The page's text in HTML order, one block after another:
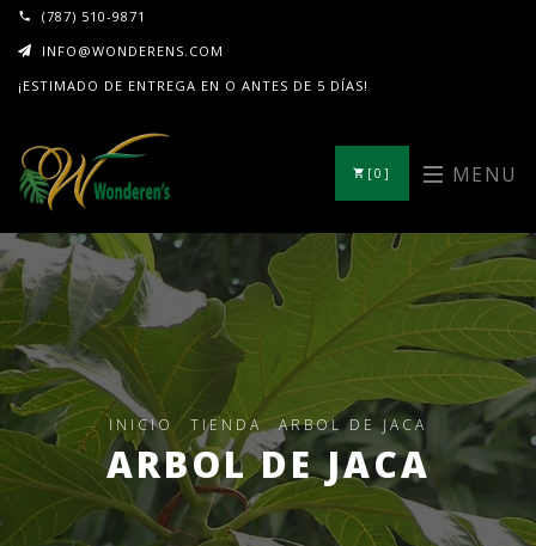
(787) 510-9871
INFO@WONDERENS.COM
¡ESTIMADO DE ENTREGA EN O ANTES DE 5 DÍAS!
[0] MENU
INICIO TIENDA ARBOL DE JACA
ARBOL DE JACA